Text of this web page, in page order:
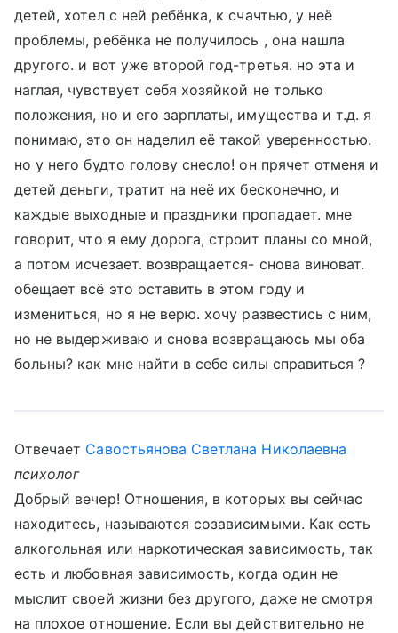
детей, хотел с ней ребёнка, к счачтью, у неё
проблемы, ребёнка не получилось , она нашла
другого. и вот уже второй год-третья. но эта и
наглая, чувствует себя хозяйкой не только
положения, но и его зарплаты, имущества и т.д. я
понимаю, это он наделил её такой уверенностью.
но у него будто голову снесло! он прячет отменя и
детей деньги, тратит на неё их бесконечно, и
каждые выходные и праздники пропадает. мне
говорит, что я ему дорога, строит планы со мной,
а потом исчезает. возвращается- снова виноват.
обещает всё это оставить в этом году и
измениться, но я не верю. хочу развестись с ним,
но не выдерживаю и снова возвращаюсь мы оба
больны? как мне найти в себе силы справиться ?
Отвечает Савостьянова Светлана Николаевна
психолог
Добрый вечер! Отношения, в которых вы сейчас
находитесь, называются созависимыми. Как есть
алкогольная или наркотическая зависимость, так
есть и любовная зависимость, когда один не
мыслит своей жизни без другого, даже не смотря
на плохое отношение. Если вы действительно не